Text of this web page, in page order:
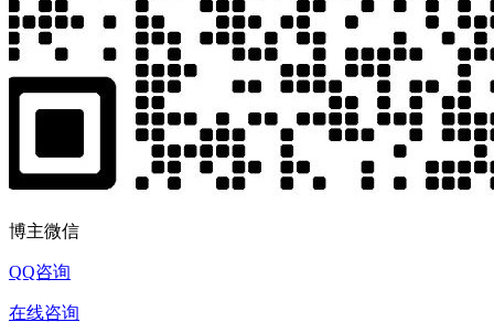
博主微信
QQ咨询
在线咨询